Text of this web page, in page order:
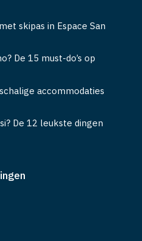
skipas in Espace San
De 15 must-do’s op
accommodaties
De 12 leukste dingen